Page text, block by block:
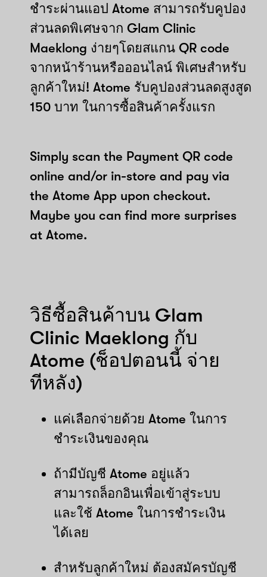
ชำระผ่านแอป Atome สามารถรับคูปอง
ส่วนลดพิเศษจาก Glam Clinic
Maeklong ง่ายๆโดยสแกน QR code
จากหน้าร้านหรือออนไลน์ พิเศษสำหรับ
ลูกค้าใหม่! Atome รับคูปองส่วนลดสูงสูด
150 บาท ในการซื้อสินค้าครั้งแรก
Simply scan the Payment QR code
online and/or in-store and pay via
the Atome App upon checkout.
Maybe you can find more surprises
at Atome.
วิธีซื้อสินค้าบน Glam
Clinic Maeklong กับ
Atome (ช็อปตอนนี้ จ่าย
ทีหลัง)
แค่เลือกจ่ายด้วย Atome ในการ
ชำระเงินของคุณ
ถ้ามีบัญชี Atome อยู่แล้ว
สามารถล็อกอินเพื่อเข้าสู่ระบบ
และใช้ Atome ในการชำระเงิน
ได้เลย
สำหรับลูกค้าใหม่ ต้องสมัครบัญชี